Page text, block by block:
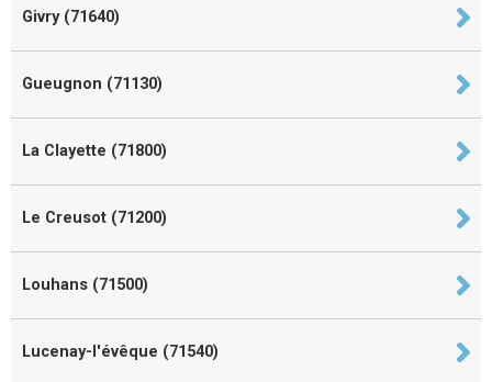
Givry (71640)
Gueugnon (71130)
La Clayette (71800)
Le Creusot (71200)
Louhans (71500)
Lucenay-l'évêque (71540)